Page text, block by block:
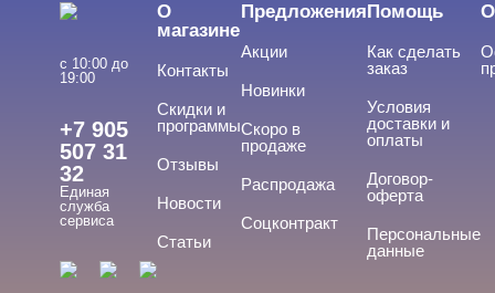
с 10:00 до
19:00
+7 905
507 31
32
Единая
служба
сервиса
О
магазине
Контакты
Скидки и
программы
Отзывы
Новости
Статьи
Предложения
Акции
Новинки
Скоро в
продаже
Распродажа
Соцконтракт
Помощь
Как сделать
заказ
Условия
доставки и
оплаты
Договор-
оферта
Персональные
данные